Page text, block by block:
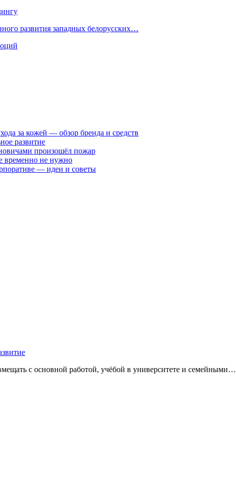
развития западных белорусских…
за кожей — обзор бренда и средств
развитие
произошёл пожар
временно не нужно
— идеи и советы
с основной работой, учёбой в университете и семейными…